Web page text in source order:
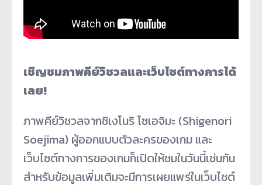
เชิญชมภาพคีย์วิชวลและเว็บไซต์ทางการได้
เลย!
ภาพคีย์วิชวลจากชิเงโนริ โซเอจิมะ (Shigenori
Soejima) ผู้ออกแบบตัวละครของเกม และ
เว็บไซต์ทางการของเกมก็เปิดให้ชมในวันนี้เช่นกัน
สำหรับข้อมูลเพิ่มเติมจะมีการเผยแพร่ในเว็บไซต์